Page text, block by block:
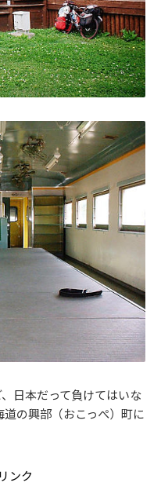
日本だって負けてはいな
の興部（おこっぺ）町に
ンク